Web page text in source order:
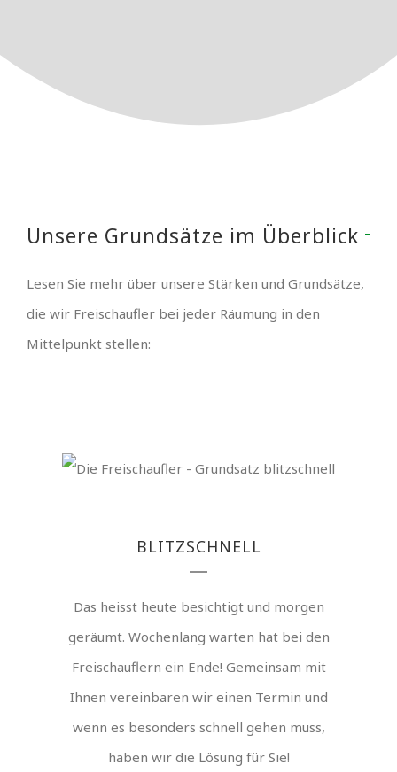
Unsere Grundsätze im Überblick
Lesen Sie mehr über unsere Stärken und Grundsätze,
die wir Freischaufler bei jeder Räumung in den
Mittelpunkt stellen:
BLITZSCHNELL
Das heisst heute besichtigt und morgen
geräumt. Wochenlang warten hat bei den
Freischauflern ein Ende! Gemeinsam mit
Ihnen vereinbaren wir einen Termin und
wenn es besonders schnell gehen muss,
haben wir die Lösung für Sie!